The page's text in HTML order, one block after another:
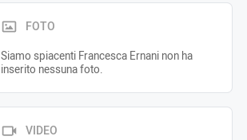
FOTO
Siamo spiacenti Francesca Ernani non ha
inserito nessuna foto.
VIDEO